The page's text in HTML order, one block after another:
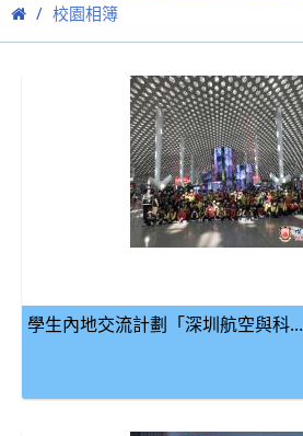
校園相簿
學生內地交流計劃「深圳航空與科...